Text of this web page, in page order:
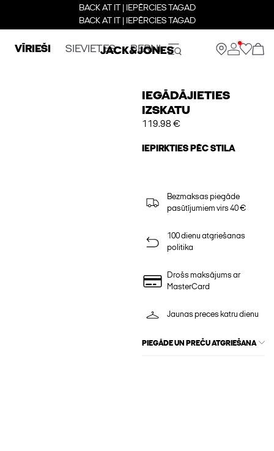
BACK AT IT | IEPĒRCIES TAGAD
BACK AT IT | IEPĒRCIES TAGAD
VĪRIEŠI SIEVIETES BERNI
IEGĀDĀJIETIES
IZSKATU
119.98 €
IEPIRKTIES PĒC STILA
Bezmaksas piegāde
pasūtījumiem virs 40 €
100 dienu atgriešanas
politika
Drošs maksājums ar
MasterCard
Jaunas preces katru dienu
PIEGĀDE UN PREČU ATGRIEŠANA